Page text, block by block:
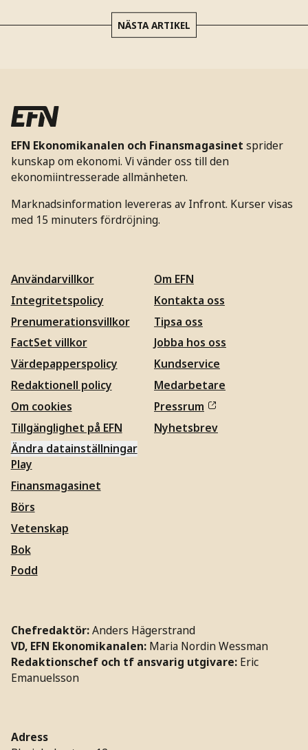
NÄSTA ARTIKEL
EFN Ekonomikanalen och Finansmagasinet sprider
kunskap om ekonomi. Vi vänder oss till den
ekonomiintresserade allmänheten.
Marknadsinformation levereras av Infront. Kurser visas
med 15 minuters fördröjning.
Användarvillkor
Integritetspolicy
Prenumerationsvillkor
FactSet villkor
Värdepapperspolicy
Redaktionell policy
Om cookies
Tillgänglighet på EFN
Ändra datainställningar
Om EFN
Kontakta oss
Tipsa oss
Jobba hos oss
Kundservice
Medarbetare
Pressrum
Nyhetsbrev
Play
Finansmagasinet
Börs
Vetenskap
Bok
Podd
Chefredaktör:Anders Hägerstrand
VD, EFN Ekonomikanalen: Maria Nordin Wessman
Redaktionschef och tf ansvarig utgivare: Eric
Emanuelsson
Adress